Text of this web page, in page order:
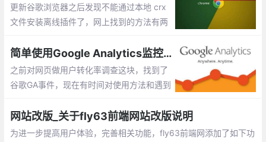
更新谷歌浏览器之后发现不能通过本地 crx
文件安装离线插件了，网上找到的方法有两
是这个方法我尝试之后失败了 ，第二个方法
就是用工具安装，具体如何太麻烦了就没有
用
简单使用Google Analytics监控网站浏览行为
之前对网页做用户转化率调查这块，找到了
谷歌GA事件，现在有时间对使用方法和遇到
比较清楚，可以查看官方文档。
网站改版_关于fly63前端网站改版说明
为进一步提高用户体验，完善相关功能，fly63前端网添加了如下功